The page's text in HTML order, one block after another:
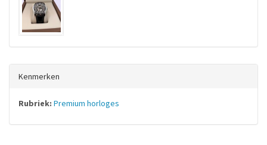
Kenmerken
Rubriek: Premium horloges